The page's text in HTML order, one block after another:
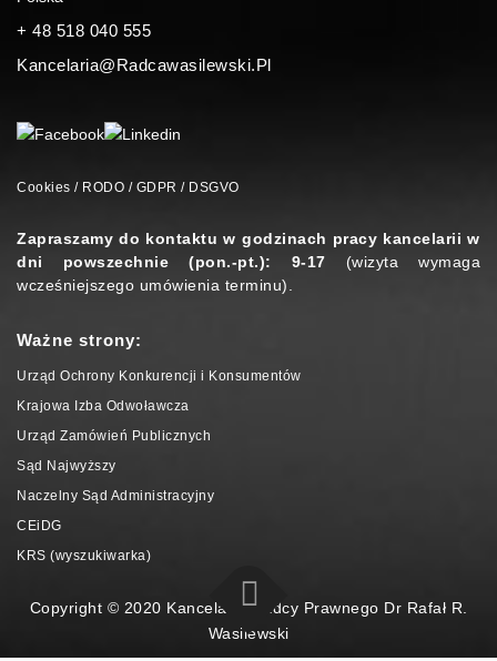
+ 48 518 040 555
Kancelaria@radcawasilewski.pl
Cookies / RODO / GDPR / DSGVO
Zapraszamy do kontaktu w godzinach pracy kancelarii w
dni powszechnie (pon.-pt.): 9-17 (wizyta wymaga
wcześniejszego umówienia terminu).
Ważne strony:
Urząd Ochrony Konkurencji i Konsumentów
Krajowa Izba Odwoławcza
Urząd Zamówień Publicznych
Sąd Najwyższy
Naczelny Sąd Administracyjny
CEiDG
KRS (wyszukiwarka)
Copyright © 2020 Kancelaria Radcy Prawnego Dr Rafał R.
Wasilewski